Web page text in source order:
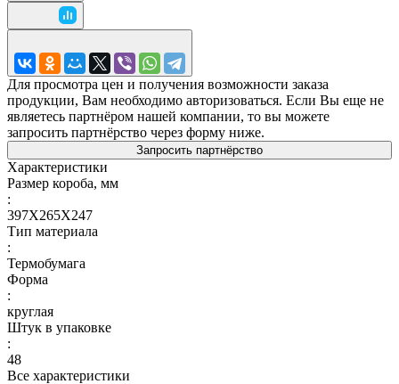
Для просмотра цен и получения возможности заказа
продукции, Вам необходимо авторизоваться. Если Вы еще не
являетесь партнёром нашей компании, то вы можете
запросить партнёрство через форму ниже.
Запросить партнёрство
Характеристики
Размер короба, мм
:
397X265X247
Тип материала
:
Термобумага
Форма
:
круглая
Штук в упаковке
:
48
Все характеристики